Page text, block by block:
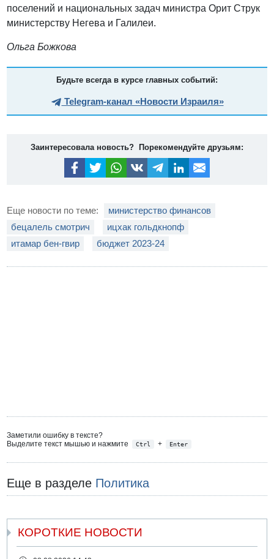
поселений и национальных задач министра Орит Струк
министерству Негева и Галилеи.
Ольга Божкова
Будьте всегда в курсе главных событий:
Telegram-канал «Новости Израиля»
Заинтересовала новость? Порекомендуйте друзьям:
Еще новости по теме:
министерство финансов
бецалель смотрич
ицхак гольдкнопф
итамар бен-гвир
бюджет 2023-24
Заметили ошибку в тексте?
Выделите текст мышью и нажмите
Ctrl + Enter
Еще в разделе Политика
КОРОТКИЕ НОВОСТИ